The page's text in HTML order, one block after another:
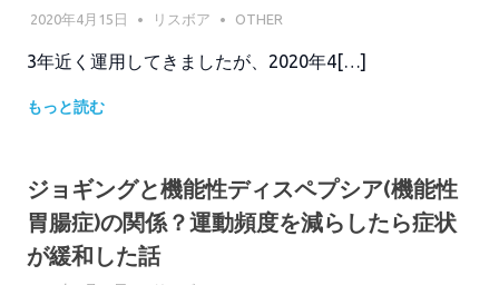
2020年4月15日 リスボア OTHER
3年近く運用してきましたが、2020年4[…]
もっと読む
ジョギングと機能性ディスペプシア(機能性
胃腸症)の関係？運動頻度を減らしたら症状
が緩和した話